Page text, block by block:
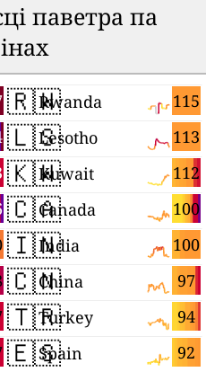
паветра па
🇷🇼 115
Rwanda
🇱🇸 113
Lesotho
🇰🇼 112
Kuwait
🇨🇦 100
Canada
🇮🇳 100
India
🇨🇳 97
China
🇹🇷 94
Turkey
🇪🇸 92
Spain